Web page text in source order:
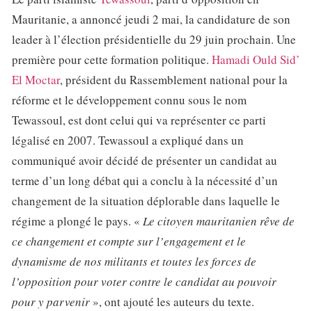
Mauritanie, a annoncé jeudi 2 mai, la candidature de son
leader à l’élection présidentielle du 29 juin prochain. Une
première pour cette formation politique. Hamadi Ould Sid’
El Moctar, président du Rassemblement national pour la
réforme et le développement connu sous le nom
Tewassoul, est dont celui qui va représenter ce parti
légalisé en 2007. Tewassoul a expliqué dans un
communiqué avoir décidé de présenter un candidat au
terme d’un long débat qui a conclu à la nécessité d’un
changement de la situation déplorable dans laquelle le
régime a plongé le pays. « Le citoyen mauritanien rêve de
ce changement et compte sur l’engagement et le
dynamisme de nos militants et toutes les forces de
l’opposition pour voter contre le candidat au pouvoir
pour y parvenir », ont ajouté les auteurs du texte.